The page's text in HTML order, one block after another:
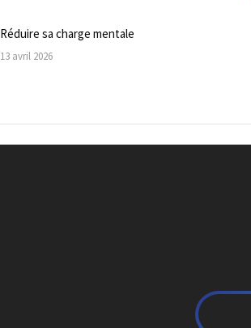
Réduire sa charge mentale
13 avril 2026